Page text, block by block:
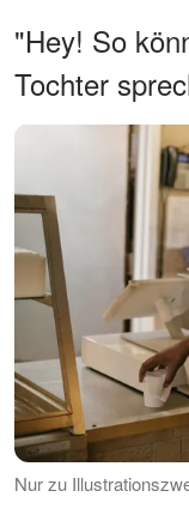
"Hey! So
Tochter
Nur zu